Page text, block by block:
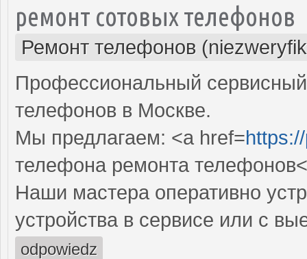
ремонт сотовых телефонов
Ремонт телефонов
Профессиональный
телефонов в Москве.
Мы предлагаем: <a href=
телефона ремонта
Наши мастера оперативно
устройства в сервисе или с
odpowiedz